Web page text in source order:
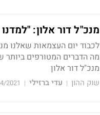
מנכ"ל דור אלון:
לכבוד יום העצמאות שאלנו
מה הדברים המטורפים ביותר
מנכ"ל דור אלון
שוק ההון | עדי ברזילי |
2021